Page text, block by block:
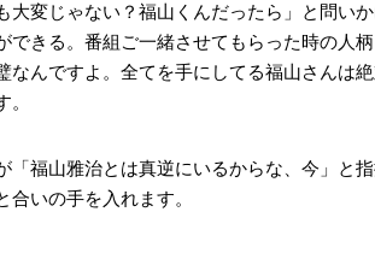
大変じゃない？福山くんだったら」と問い
できる。番組ご一緒させてもらった時の人
なんですよ。全てを手にしてる福山さんは
「福山雅治とは真逆にいるからな、今」と
合いの手を入れます。